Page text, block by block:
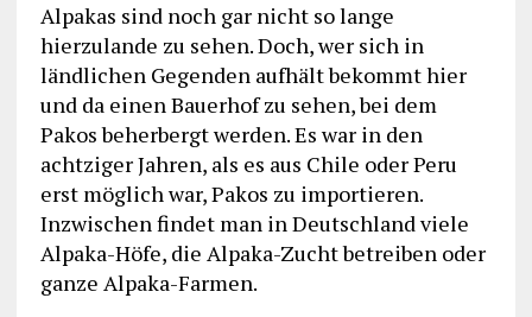
Alpakas sind noch gar nicht so lange
hierzulande zu sehen. Doch, wer sich in
ländlichen Gegenden aufhält bekommt hier
und da einen Bauerhof zu sehen, bei dem
Pakos beherbergt werden. Es war in den
achtziger Jahren, als es aus Chile oder Peru
erst möglich war, Pakos zu importieren.
Inzwischen findet man in Deutschland viele
Alpaka-Höfe, die Alpaka-Zucht betreiben oder
ganze Alpaka-Farmen.